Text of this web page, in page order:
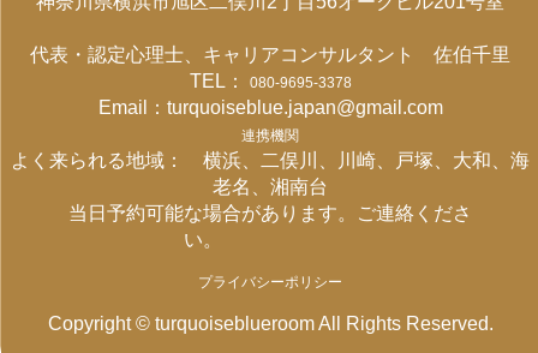
代表・認定心理士、キャリアコンサルタント 佐伯千里
TEL：
080-9695-3378
Email：turquoiseblue.japan@gmail.com
連携機関
よく来られる地域： 横浜、二俣川、川崎、戸塚、大和、海
老名、湘南台
当日予約可能な場合があります。ご連絡くださ
い。
プライバシーポリシー
Copyright © turquoiseblueroom All Rights Reserved.